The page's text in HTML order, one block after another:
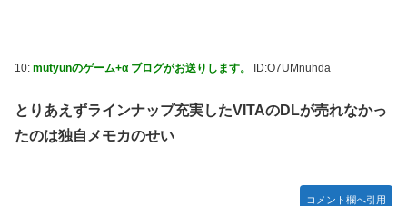
10: mutyunのゲーム+α ブログがお送りします。 ID:O7UMnuhda
とりあえずラインナップ充実したVITAのDLが売れなかっ
たのは独自メモカのせい
コメント欄へ引用